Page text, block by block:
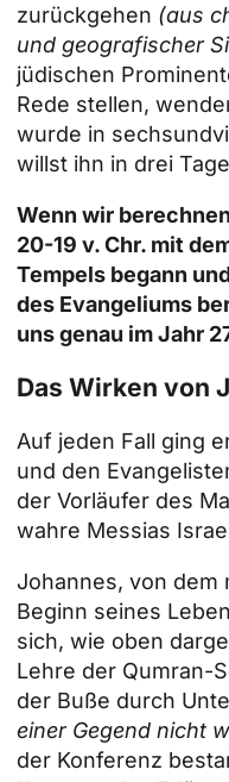
zurückgehen (aus
und geografischer
jüdischen
Rede stellen,
wurde in
willst ihn in drei
Wenn wir
20-19 v. Chr. mit
Tempels begann
des Evangeliums
uns genau im Jahr
Das Wirken von
Auf jeden Fall ging
und den
der Vorläufer des
wahre Messias
Johannes, von dem
Beginn seines
sich, wie oben
Lehre der Qumran-
der Buße durch
einer Gegend nicht
der Konferenz